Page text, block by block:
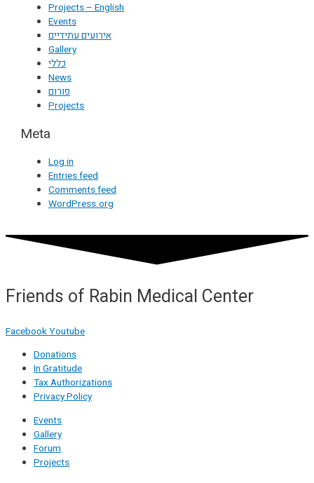
Projects – English
Events
אירועים עתידיים
Gallery
כללי
News
פורום
Projects
Meta
Log in
Entries feed
Comments feed
WordPress.org
Friends of Rabin Medical Center
FacebookYoutube
Donations
In Gratitude
Tax Authorizations
Privacy Policy
Events
Gallery
Forum
Projects